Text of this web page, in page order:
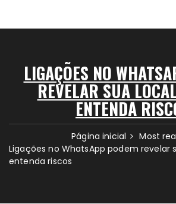
LIGAÇÕES NO
REVELAR SUA
ENTENDA
Página inicial
Most
Ligações no WhatsApp podem revelar
entenda riscos